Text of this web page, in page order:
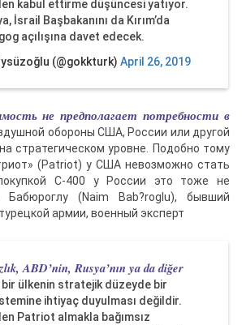
kabul ettirme düşüncesi yatıyor.
İsrail Başbakanını da Kırım’da
açılışına davet edecek.
(@gokkturk) April 26, 2019
не предполагает потребности в
обороны США, России или другой
стратегическом уровне. Подобно тому
(Patriot) у США невозможно стать
С-400 у России это тоже не
(Naim Bab?roglu), бывший
армии, военный эксперт
ABD’nin, Rusya’nın ya da diğer
bir ülkenin stratejik düzeyde bir
ihtiyaç duyulması değildir.
Patriot almakla bağımsız